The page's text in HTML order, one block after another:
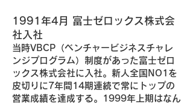
1991年4月 富士ゼロックス株式会
社入社
当時VBCP（ベンチャービジネスチャレ
ンジプログラム）制度があった富士ゼロ
ックス株式会社に入社。新人全国NO1を
皮切りに7年間14期連続で常にトップの
営業成績を達成する。1999年上期はなん